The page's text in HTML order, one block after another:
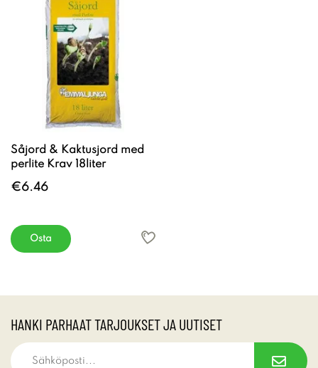
Såjord & Kaktusjord med
perlite Krav 18liter
€6.46
Osta
HANKI PARHAAT TARJOUKSET JA UUTISET